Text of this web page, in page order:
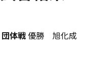
団体戦優勝 旭化成